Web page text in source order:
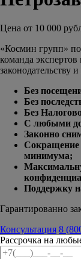
Цена от 10 000
«Космин групп»
команда экспертов
законодательству
Без
Без
Без
С любыми
Законно
Сокращение
минимума;
Поддержку
Гарантированно
Консультация 8
Рассрочка на